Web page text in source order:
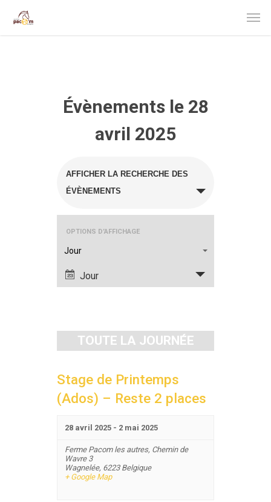
Évènements le 28
avril 2025
Recherche
et
navigation
de
vues
Évènements
AFFICHER LA RECHERCHE DES
ÉVÈNEMENTS
Navigation
de
évènement
OPTIONS D’AFFICHAGE
Jour
Jour
TOUTE LA JOURNÉE
Stage de Printemps
(Ados) – Reste 2 places
28 avril 2025 - 2 mai 2025
Ferme Pacom les autres, Chemin de
Wavre 3
Wagnelée, 6223 Belgique
+ Google Map